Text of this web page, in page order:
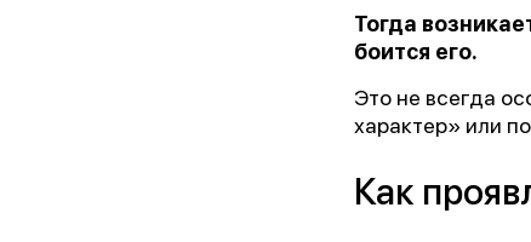
Тогда
боится его.
Это не всегда
характер» или
Как